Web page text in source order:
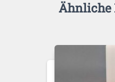
Ähnliche